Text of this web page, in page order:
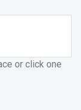
chave de
Modelo de